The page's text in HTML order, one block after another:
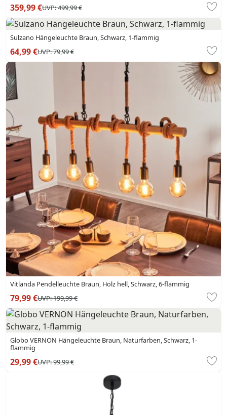
359,99 €UVP:499,99 €
Sulzano Hängeleuchte Braun, Schwarz, 1-flammig
64,99 €UVP:79,99 €
Vitlanda Pendelleuchte Braun, Holz hell, Schwarz, 6-flammig
79,99 €UVP:199,99 €
Globo VERNON Hängeleuchte Braun, Naturfarben, Schwarz, 1-
flammig
29,99 €UVP:99,99 €